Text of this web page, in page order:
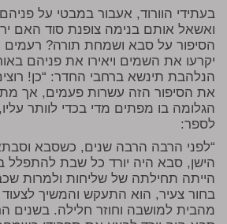
בעתידי הוורוד, אעבור במבטי על
ואשאל אותם בנימה צופנת סוד האם
הסיפור על סבא ושמחת תורה? רעמים
יקרעו את השמים ויאירו את פניהם
הנלהבת תינשא ברחבי החדר: “כן!
את הסיפור הזה עשרות פעמים, אך
הגלומה בו מפתים מדי בכדי לוותר
לספר:
“לפני הרבה הרבה שנים, כשסבא
הישן, סבא היה יורד כל שבת להתפלל
הייתה תחילתה של שליחות ולמרות
בחור צעיר, הוא התעקש והמשיך
מהבית למושבה וחוזר חלילה. בשנים